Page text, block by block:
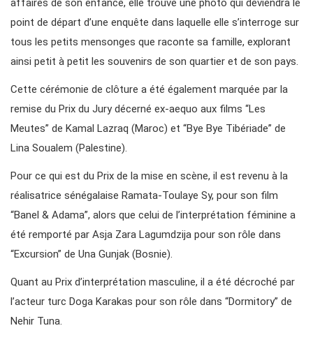
affaires de son enfance, elle trouve une photo qui deviendra le
point de départ d’une enquête dans laquelle elle s’interroge sur
tous les petits mensonges que raconte sa famille, explorant
ainsi petit à petit les souvenirs de son quartier et de son pays.
Cette cérémonie de clôture a été également marquée par la
remise du Prix du Jury décerné ex-aequo aux films “Les
Meutes” de Kamal Lazraq (Maroc) et “Bye Bye Tibériade” de
Lina Soualem (Palestine).
Pour ce qui est du Prix de la mise en scène, il est revenu à la
réalisatrice sénégalaise Ramata-Toulaye Sy, pour son film
“Banel & Adama”, alors que celui de l’interprétation féminine a
été remporté par Asja Zara Lagumdzija pour son rôle dans
“Excursion” de Una Gunjak (Bosnie).
Quant au Prix d’interprétation masculine, il a été décroché par
l’acteur turc Doga Karakas pour son rôle dans “Dormitory” de
Nehir Tuna.